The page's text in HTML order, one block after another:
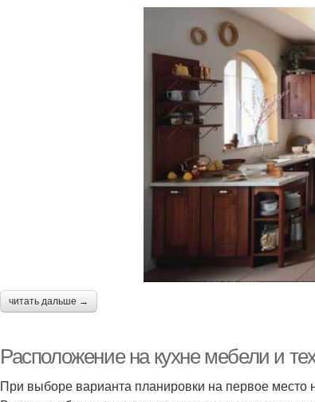
читать дальше →
Расположение на кухне мебели и
При выборе варианта планировки на первое место